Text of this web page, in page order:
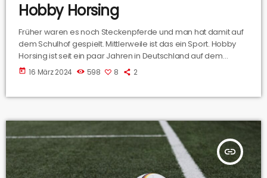
Hobby Horsing
Früher waren es noch Steckenpferde und man hat damit auf
dem Schulhof gespielt. Mittlerweile ist das ein Sport. Hobby
Horsing ist seit ein paar Jahren in Deutschland auf dem
Vormarsch. Wir haben darüber mit der Trainerin der Hobby
today 16 März 2024 598 8 2
insert_link